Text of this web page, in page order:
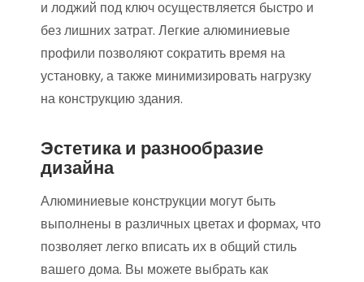
и лоджий под ключ осуществляется быстро и
без лишних затрат. Легкие алюминиевые
профили позволяют сократить время на
установку, а также минимизировать нагрузку
на конструкцию здания.
Эстетика и разнообразие
дизайна
Алюминиевые конструкции могут быть
выполнены в различных цветах и формах, что
позволяет легко вписать их в общий стиль
вашего дома. Вы можете выбрать как